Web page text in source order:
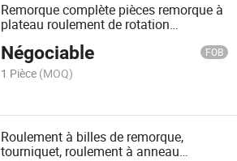
Remorque complète pièces remorque à
plateau roulement de rotation
Négociable FOB
1 Pièce (MOQ)
Roulement à billes de remorque,
tourniquet, roulement à anneau